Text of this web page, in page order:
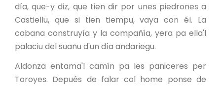
día, que-y diz, que tien dir por unes piedrones a
Castiellu, que si tien tiempu, vaya con él. La
cabana construyía y la compañía, yera pa ella'l
palaciu del suañu d'un día andariegu.
Aldonza entama'l camín pa les paniceres per
Toroyes. Depués de falar col home ponse de